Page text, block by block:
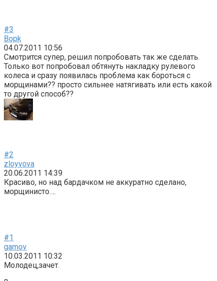
#3
Bopk
04.07.2011 10:56
Смотрится супер, решил попробовать так же сделать.
Только вот попробовал обтянуть накладку рулевого
колеса и сразу появилась проблема как бороться с
морщинами?? просто сильнее натягивать или есть какой
то другой способ??
#2
zloyvova
20.06.2011 14:39
Красиво, но над бардачком не аккуратно сделано,
морщинисто….
#1
gamov
10.03.2011 10:32
Молодец,зачет.